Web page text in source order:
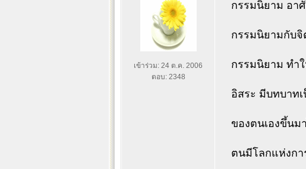
เข้าร่วม: 24 ต.ค. 2006
ตอบ: 2348
กรรมนิยาม อา
กรรมนิยามกับจิ
กรรมนิยาม ทำ
อิสระ มีบทบาท
ของตนเองขึ้นม
ตนมีโลกแห่งกา